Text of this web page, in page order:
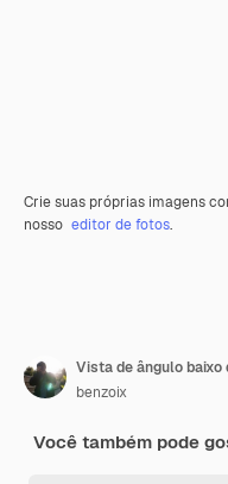
Crie suas próprias imagens
nosso editor de fotos.
Vista de ângulo
benzoix
Você também pode